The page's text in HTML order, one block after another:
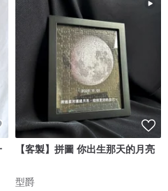
【客製】拼圖 你出生那天的月亮
型爵